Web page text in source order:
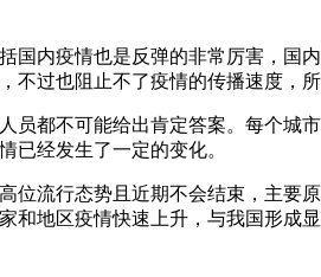
内疫情也是反弹的非常厉害，
过也阻止不了疫情的传播速度，
都不可能给出肯定答案。每个城
已经发生了一定的变化。
流行态势且近期不会结束，主要
地区疫情快速上升，与我国形成显